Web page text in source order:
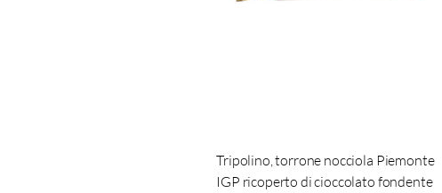
Tripolino, torrone nocciola Piemonte
IGP ricoperto di cioccolato fondente